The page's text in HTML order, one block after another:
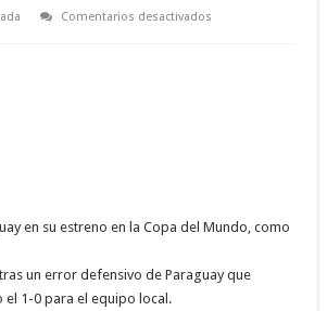
Comentarios desactivadosen
en su estreno en la Copa del Mundo, como
un error defensivo de Paraguay que
1-0 para el equipo local.